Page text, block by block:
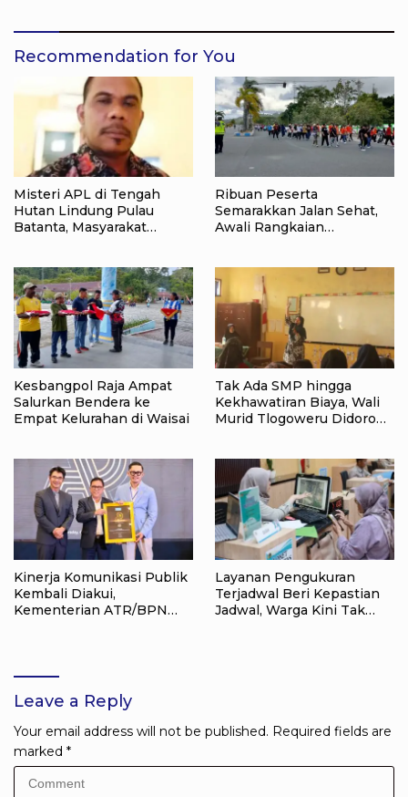
Recommendation for You
Misteri APL di Tengah
Hutan Lindung Pulau
Batanta, Masyarakat
Ribuan Peserta
Semarakkan Jalan Sehat,
Awali Rangkaian
Ampat
Kesbangpol Raja Ampat
Salurkan Bendera ke
Empat Kelurahan di Waisai
Tak Ada SMP hingga
Kekhawatiran Biaya, Wali
Murid Tlogoweru Didorong
Kinerja Komunikasi Publik
Kembali Diakui,
Kementerian ATR/BPN
Layanan Pengukuran
Terjadwal Beri Kepastian
Jadwal, Warga Kini Tak
Leave a Reply
Your email address will not be published. Required fields are
marked *